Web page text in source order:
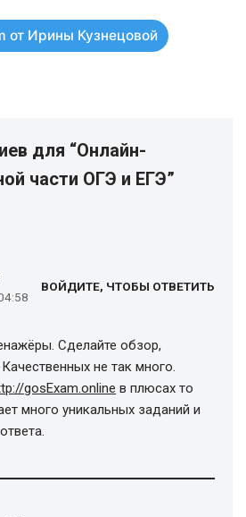
от Ирины Кузнецовой
для “Онлайн-
части ОГЭ и ЕГЭ”
ВОЙДИТЕ, ЧТОБЫ ОТВЕТИТЬ
Сделайте обзор,
не так много.
gosExam.online в плюсах то
много уникальных заданий и